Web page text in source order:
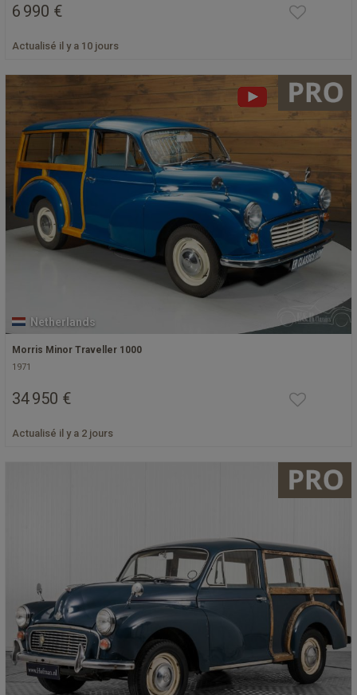
6 990 €
Actualisé il y a 10 jours
Netherlands
Morris Minor Traveller 1000
1971
34 950 €
Actualisé il y a 2 jours